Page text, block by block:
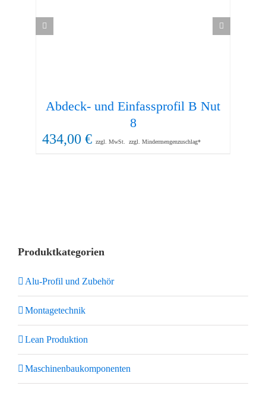
Abdeck- und Einfassprofil B Nut
8
434,00 € zzgl. MwSt. zzgl. Mindermengenzuschlag*
Produktkategorien
Alu-Profil und Zubehör
Montagetechnik
Lean Produktion
Maschinenbaukomponenten